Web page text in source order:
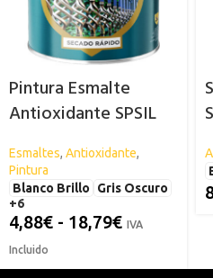
Pintura Esmalte
Antioxidante SPSIL
Esmaltes, Antioxidante,
Pintura
Blanco Brillo
Gris Oscuro
+6
4,88€ - 18,79€ IVA
Incluido